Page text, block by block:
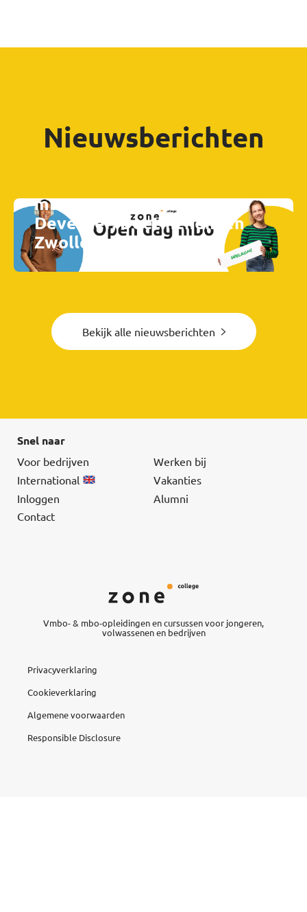
Nieuwsberichten
mbo Zone.college Almelo,
Deventer, Doetinchem en
Zwolle
Bekijk alle nieuwsberichten
Snel naar
Voor bedrijven
Werken bij
International
Vakanties
Inloggen
Alumni
Contact
Vmbo- & mbo-opleidingen en cursussen voor jongeren,
volwassenen en bedrijven
Privacyverklaring
Cookieverklaring
Algemene voorwaarden
Responsible Disclosure